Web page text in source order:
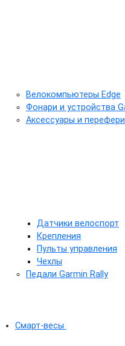
Велокомпьютеры Edge
Фонари и устройства
Аксессуары и
Датчики велоспорт
Крепления
Пульты управления
Чехлы
Педали Garmin Rally
Смарт-весы